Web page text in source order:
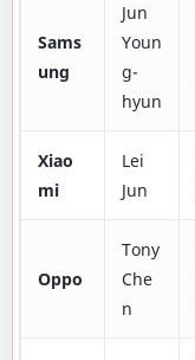
Sams
ung
Jun
Youn
g-
hyun
Xiao
mi
Lei
Jun
Oppo
Tony
Che
n